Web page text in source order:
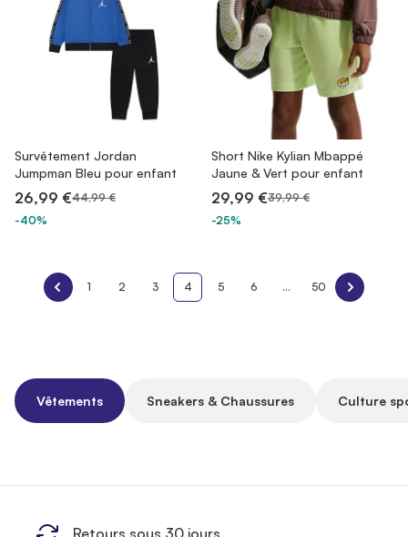
Survêtement Jordan
Jumpman Bleu pour enfant
26,99 €44,99 €
-40%
Short Nike Kylian Mbappé
Jaune & Vert pour enfant
29,99 €39,99 €
-25%
1 2 3 4 5 6 ... 50
Vêtements Sneakers & Chaussures Culture
Retours sous 30 jours